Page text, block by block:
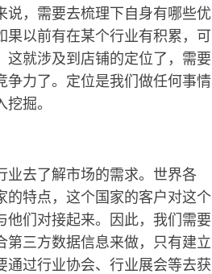
说，需要去梳理下自身有哪些优
果以前有在某个行业有积累，可
这就涉及到店铺的定位了，需要
争力了。定位是我们做任何事情
掘。
业去了解市场的需求。世界各
的特点，这个国家的客户对这个
们对接起来。因此，我们需要
第三方数据信息来做，只有建立
通过行业协会、行业展会等去获